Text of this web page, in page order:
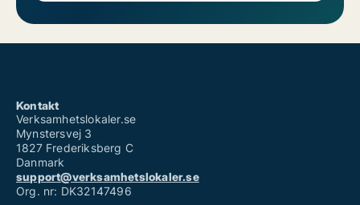
Kontakt
Verksamhetslokaler.se
Mynstersvej 3
1827 Frederiksberg C
Danmark
support@verksamhetslokaler.se
Org. nr: DK32147496